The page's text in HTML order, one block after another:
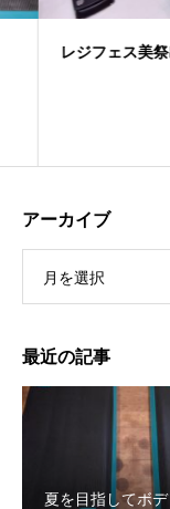
レジフェス美祭出店
アーカイブ
月を選択
最近の記事
夏を目指してボ